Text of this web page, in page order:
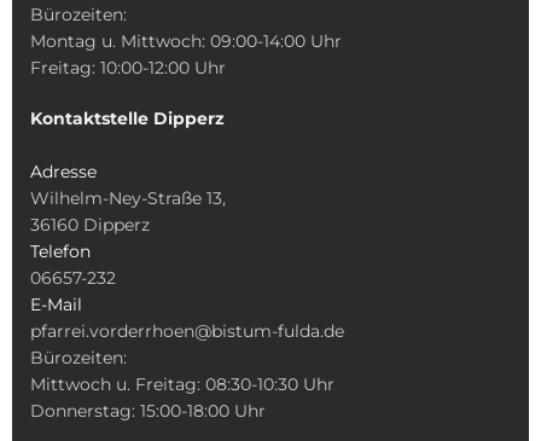
Bürozeiten:
Montag u. Mittwoch: 09:00-14:00 Uhr
Freitag: 10:00-12:00 Uhr
Kontaktstelle Dipperz
Adresse
Wilhelm-Ney-Straße 13,
36160 Dipperz
Telefon
06657-232
E-Mail
pfarrei.vorderrhoen@bistum-fulda.de
Bürozeiten:
Mittwoch u. Freitag: 08:30-10:30 Uhr
Donnerstag: 15:00-18:00 Uhr